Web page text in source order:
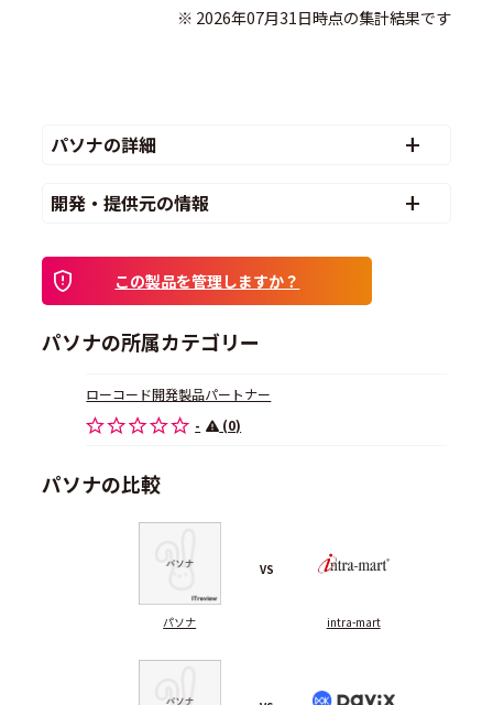
パソナの詳細
開発・提供元の情報
この製品を管理しますか？
パソナの所属カテゴリー
ローコード開発製品パートナー
-
(0)
パソナの比較
パソナ
VS
intra-mart